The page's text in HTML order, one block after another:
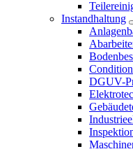
Instandhaltung
DGUV-